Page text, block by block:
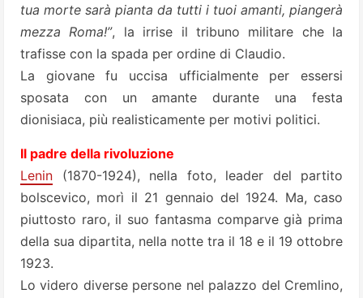
tua morte sarà pianta da tutti i tuoi amanti, piangerà
mezza Roma!”, la irrise il tribuno militare che la
trafisse con la spada per ordine di Claudio.
La giovane fu uccisa ufficialmente per essersi
sposata con un amante durante una festa
dionisiaca, più realisticamente per motivi politici.
Il padre della rivoluzione
Lenin (1870-1924), nella foto, leader del partito
bolscevico, morì il 21 gennaio del 1924. Ma, caso
piuttosto raro, il suo fantasma comparve già prima
della sua dipartita, nella notte tra il 18 e il 19 ottobre
1923.
Lo videro diverse persone nel palazzo del Cremlino,